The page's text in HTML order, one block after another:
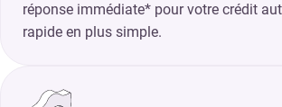
réponse immédiate* pour votre crédit
rapide en plus simple.